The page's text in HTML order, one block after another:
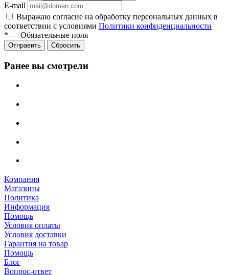
E-mail
Выражаю согласие на обработку персональных данных в
соответствии с условиями Политики конфиденциальности
* — Обязательные поля
Отправить Сбросить
Ранее вы смотрели
Компания
Магазины
Политика
Информация
Помощь
Условия оплаты
Условия доставки
Гарантия на товар
Помощь
Блог
Вопрос-ответ